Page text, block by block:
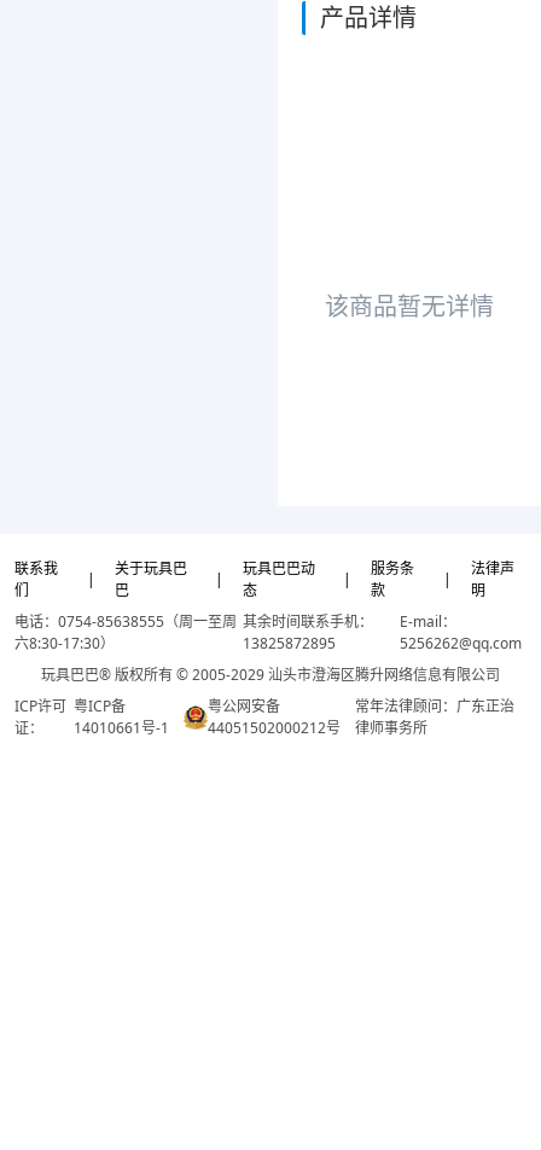
产品详情
该商品暂无详情
联系我
们
|
关于玩具巴
巴
|
玩具巴巴动
态
|
服务条
款
|
法律声
明
电话：0754-85638555（周一至周
六8:30-17:30）
其余时间联系手机：
13825872895
E-mail：
5256262@qq.com
玩具巴巴® 版权所有 © 2005-2029 汕头市澄海区腾升网络信息有限公司
ICP许可
证：
粤ICP备
14010661号-1
粤公网安备
44051502000212号
常年法律顾问：广东正治
律师事务所